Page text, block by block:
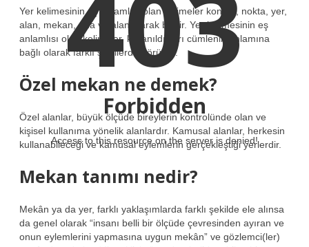
Yer kelimesinin eş anlamlısı olan kelimeler konum, nokta, yer,
alan, mekan, oda ve alan olarak bilinir. Yer kelimesinin eş
anlamlısı olan kelimeler, kullanıldıkları cümlenin anlamına
bağlı olarak farklı şekillerde görünür.
Özel mekan ne demek?
Özel alanlar, büyük ölçüde bireylerin kontrolünde olan ve
kişisel kullanıma yönelik alanlardır. Kamusal alanlar, herkesin
kullanabileceği ve kamusal eylemlerin gerçekleştiği yerlerdir.
Mekan tanımı nedir?
Mekân ya da yer, farklı yaklaşımlarda farklı şekilde ele alınsa
da genel olarak “insanı belli bir ölçüde çevresinden ayıran ve
onun eylemlerini yapmasına uygun mekân” ve gözlemci(ler)
Forbidden
Access to this resource on the server is denied!